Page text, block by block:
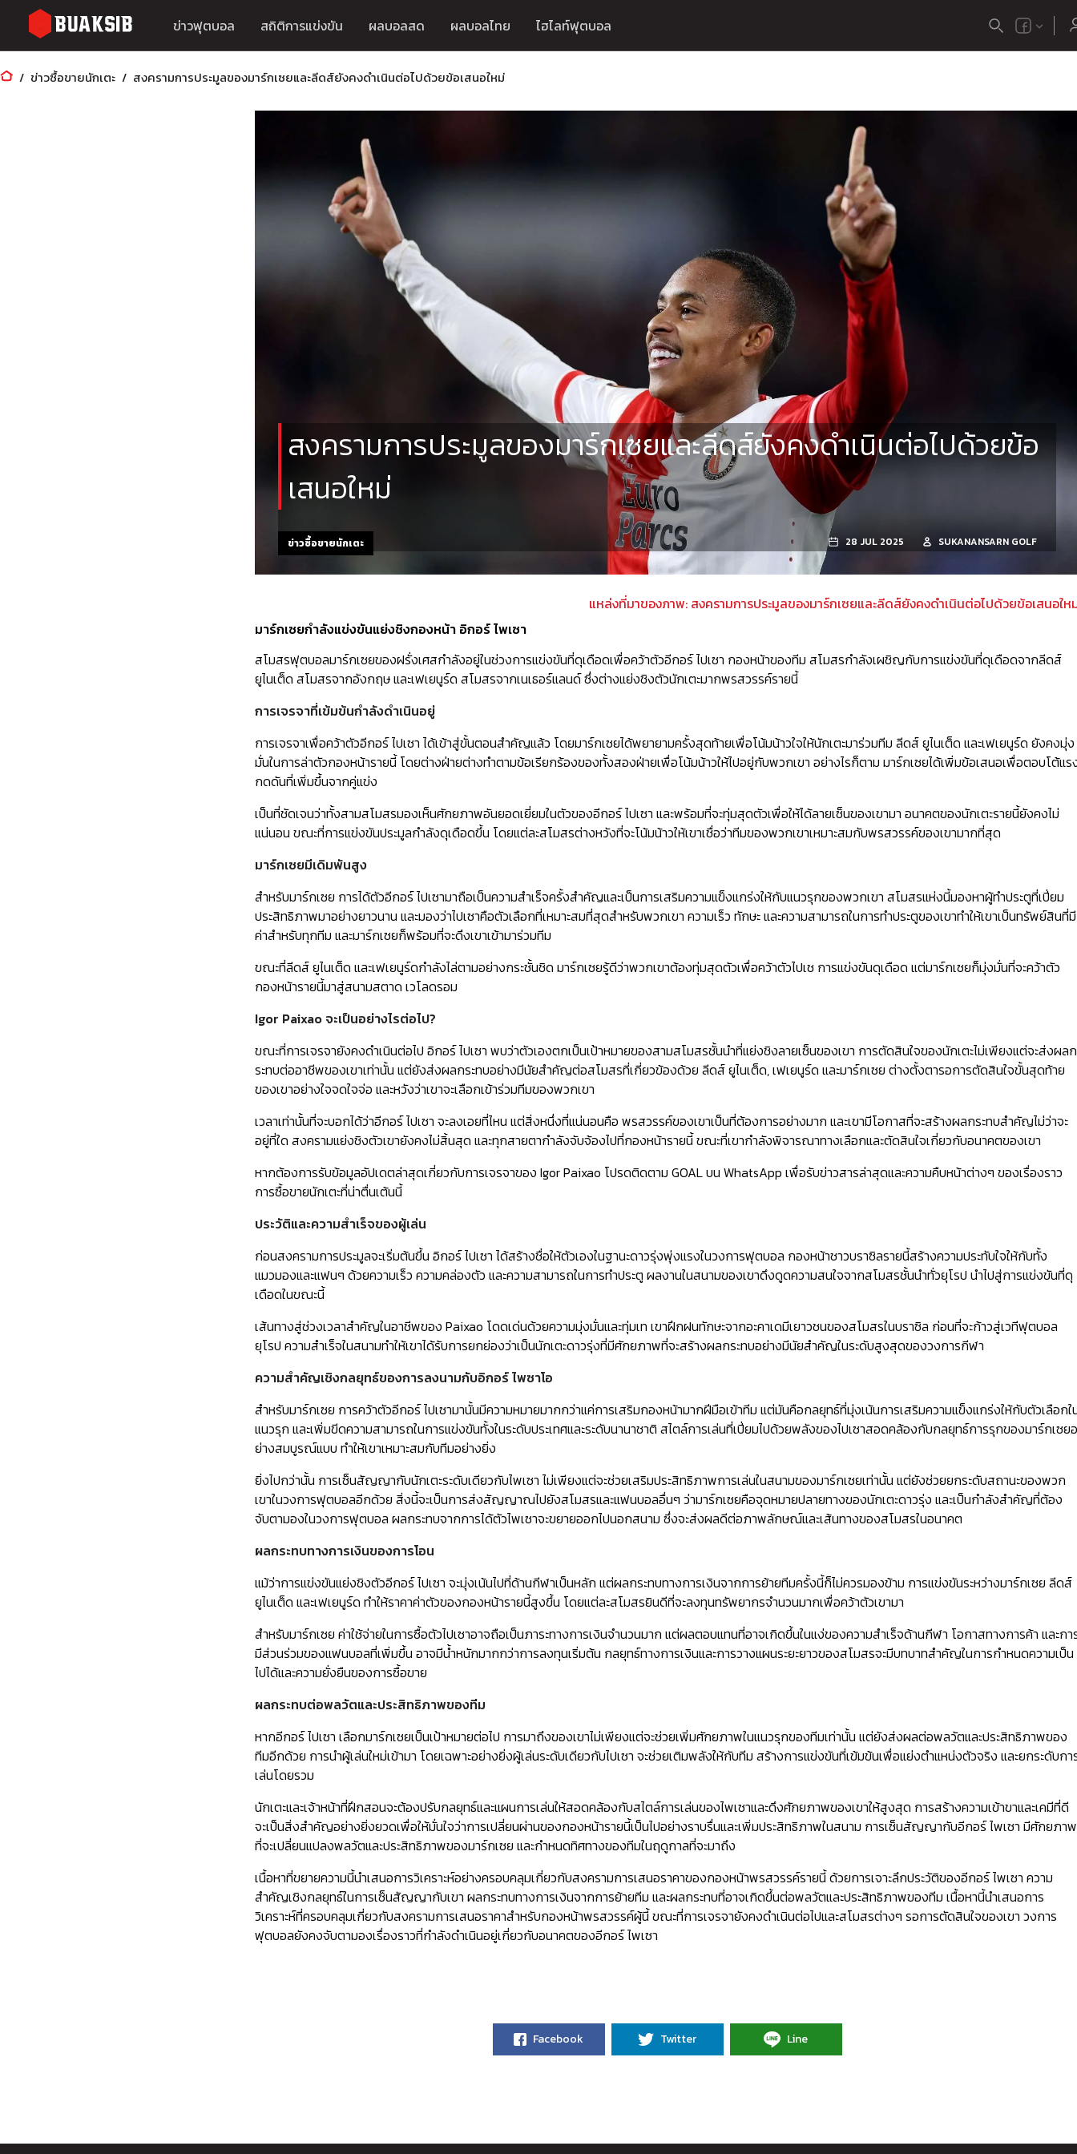
ข่าวฟุตบอล สถิติการแข่งขัน ผลบอลสด ผลบอลไทย ไฮไลท์ฟุตบอล
ข่าวซื้อขายนักเตะ สงครามการประมูลของมาร์กเซยและลีดส์ยังคงดำเนินต่อไปด้วยข้อเสนอใหม่
สงครามการประมูลของมาร์กเซยและลีดส์ยังคงดำเนินต่อไปด้วยข้อ
เสนอใหม่
ข่าวซื้อขายนักเตะ 28 JUL 2025 SUKANANSARN GOLF
แหล่งที่มาของภาพ: สงครามการประมูลของมาร์กเซยและลีดส์ยังคงดำเนินต่อไปด้วยข้อเสนอให
มาร์กเซยกำลังแข่งขันแย่งชิงกองหน้า อิกอร์ ไพเซา
สโมสรฟุตบอลมาร์กเซยของฝรั่งเศสกำลังอยู่ในช่วงการแข่งขันที่ดุเดือดเพื่อคว้าตัวอีกอร์ ไปเซา กองหน้าของทีม สโมสรกำลังเผชิญกับการแข่งขันที่ดุเดือดจากลีดส์
ยูไนเต็ด สโมสรจากอังกฤษ และเฟเยนูร์ด สโมสรจากเนเธอร์แลนด์ ซึ่งต่างแย่งชิงตัวนักเตะมากพรสวรรค์รายนี้
การเจรจาที่เข้มข้นกำลังดำเนินอยู่
การเจรจาเพื่อคว้าตัวอีกอร์ ไปเซา ได้เข้าสู่ขั้นตอนสำคัญแล้ว โดยมาร์กเซยได้พยายามครั้งสุดท้ายเพื่อโน้มน้าวใจให้นักเตะมาร่วมทีม ลีดส์ ยูไนเต็ด และเฟเยนูร์ด ยังคงมุ่ง
มั่นในการล่าตัวกองหน้ารายนี้ โดยต่างฝ่ายต่างทำตามข้อเรียกร้องของทั้งสองฝ่ายเพื่อโน้มน้าวให้ไปอยู่กับพวกเขา อย่างไรก็ตาม มาร์กเซยได้เพิ่มข้อเสนอเพื่อตอบโต้แร
กดดันที่เพิ่มขึ้นจากคู่แข่ง
เป็นที่ชัดเจนว่าทั้งสามสโมสรมองเห็นศักยภาพอันยอดเยี่ยมในตัวของอีกอร์ ไปเซา และพร้อมที่จะทุ่มสุดตัวเพื่อให้ได้ลายเซ็นของเขามา อนาคตของนักเตะรายนี้ยังคงไม่
แน่นอน ขณะที่การแข่งขันประมูลกำลังดุเดือดขึ้น โดยแต่ละสโมสรต่างหวังที่จะโน้มน้าวให้เขาเชื่อว่าทีมของพวกเขาเหมาะสมกับพรสวรรค์ของเขามากที่สุด
มาร์กเซยมีเดิมพันสูง
สำหรับมาร์กเซย การได้ตัวอีกอร์ ไปเซามาถือเป็นความสำเร็จครั้งสำคัญและเป็นการเสริมความแข็งแกร่งให้กับแนวรุกของพวกเขา สโมสรแห่งนี้มองหาผู้ทำประตูที่เปี่ยม
ประสิทธิภาพมาอย่างยาวนาน และมองว่าไปเซาคือตัวเลือกที่เหมาะสมที่สุดสำหรับพวกเขา ความเร็ว ทักษะ และความสามารถในการทำประตูของเขาทำให้เขาเป็นทรัพย์สินที่มี
ค่าสำหรับทุกทีม และมาร์กเซยก็พร้อมที่จะดึงเขาเข้ามาร่วมทีม
ขณะที่ลีดส์ ยูไนเต็ด และเฟเยนูร์ดกำลังไล่ตามอย่างกระชั้นชิด มาร์กเซยรู้ดีว่าพวกเขาต้องทุ่มสุดตัวเพื่อคว้าตัวไปเช การแข่งขันดุเดือด แต่มาร์กเซยก็มุ่งมั่นที่จะคว้าตัว
กองหน้ารายนี้มาสู่สนามสตาด เวโลดรอม
Igor Paixao จะเป็นอย่างไรต่อไป?
ขณะที่การเจรจายังคงดำเนินต่อไป อิกอร์ ไปเซา พบว่าตัวเองตกเป็นเป้าหมายของสามสโมสรชั้นนำที่แย่งชิงลายเซ็นของเขา การตัดสินใจของนักเตะไม่เพียงแต่จะส่งผลก
ระทบต่ออาชีพของเขาเท่านั้น แต่ยังส่งผลกระทบอย่างมีนัยสำคัญต่อสโมสรที่เกี่ยวข้องด้วย ลีดส์ ยูไนเต็ด, เฟเยนูร์ด และมาร์กเซย ต่างตั้งตารอการตัดสินใจขั้นสุดท้าย
ของเขาอย่างใจจดใจจ่อ และหวังว่าเขาจะเลือกเข้าร่วมทีมของพวกเขา
เวลาเท่านั้นที่จะบอกได้ว่าอีกอร์ ไปเซา จะลงเอยที่ไหน แต่สิ่งหนึ่งที่แน่นอนคือ พรสวรรค์ของเขาเป็นที่ต้องการอย่างมาก และเขามีโอกาสที่จะสร้างผลกระทบสำคัญไม่ว่าจะ
อยู่ที่ใด สงครามแย่งชิงตัวเขายังคงไม่สิ้นสุด และทุกสายตากำลังจับจ้องไปที่กองหน้ารายนี้ ขณะที่เขากำลังพิจารณาทางเลือกและตัดสินใจเกี่ยวกับอนาคตของเขา
หากต้องการรับข้อมูลอัปเดตล่าสุดเกี่ยวกับการเจรจาของ Igor Paixao โปรดติดตาม GOAL บน WhatsApp เพื่อรับข่าวสารล่าสุดและความคืบหน้าต่างๆ ของเรื่องราว
การซื้อขายนักเตะที่น่าตื่นเต้นนี้
ประวัติและความสำเร็จของผู้เล่น
ก่อนสงครามการประมูลจะเริ่มต้นขึ้น อิกอร์ ไปเซา ได้สร้างชื่อให้ตัวเองในฐานะดาวรุ่งพุ่งแรงในวงการฟุตบอล กองหน้าชาวบราซิลรายนี้สร้างความประทับใจให้กับทั้ง
แมวมองและแฟนๆ ด้วยความเร็ว ความคล่องตัว และความสามารถในการทำประตู ผลงานในสนามของเขาดึงดูดความสนใจจากสโมสรชั้นนำทั่วยุโรป นำไปสู่การแข่งขันที่ดุ
เดือดในขณะนี้
เส้นทางสู่ช่วงเวลาสำคัญในอาชีพของ Paixao โดดเด่นด้วยความมุ่งมั่นและทุ่มเท เขาฝึกฝนทักษะจากอะคาเดมีเยาวชนของสโมสรในบราซิล ก่อนที่จะก้าวสู่เวทีฟุตบอล
ยุโรป ความสำเร็จในสนามทำให้เขาได้รับการยกย่องว่าเป็นนักเตะดาวรุ่งที่มีศักยภาพที่จะสร้างผลกระทบอย่างมีนัยสำคัญในระดับสูงสุดของวงการกีฬา
ความสำคัญเชิงกลยุทธ์ของการลงนามกับอิกอร์ ไพซาโอ
สำหรับมาร์กเซย การคว้าตัวอีกอร์ ไปเซามานั้นมีความหมายมากกว่าแค่การเสริมกองหน้ามากฝีมือเข้าทีม แต่มันคือกลยุทธ์ที่มุ่งเน้นการเสริมความแข็งแกร่งให้กับตัวเลือกใ
แนวรุก และเพิ่มขีดความสามารถในการแข่งขันทั้งในระดับประเทศและระดับนานาชาติ สไตล์การเล่นที่เปี่ยมไปด้วยพลังของไปเซาสอดคล้องกับกลยุทธ์การรุกของมาร์กเซยอ
ย่างสมบูรณ์แบบ ทำให้เขาเหมาะสมกับทีมอย่างยิ่ง
ยิ่งไปกว่านั้น การเซ็นสัญญากับนักเตะระดับเดียวกับไพเซา ไม่เพียงแต่จะช่วยเสริมประสิทธิภาพการเล่นในสนามของมาร์กเซยเท่านั้น แต่ยังช่วยยกระดับสถานะของพวก
เขาในวงการฟุตบอลอีกด้วย สิ่งนี้จะเป็นการส่งสัญญาณไปยังสโมสรและแฟนบอลอื่นๆ ว่ามาร์กเซยคือจุดหมายปลายทางของนักเตะดาวรุ่ง และเป็นกำลังสำคัญที่ต้อง
จับตามองในวงการฟุตบอล ผลกระทบจากการได้ตัวไพเซาจะขยายออกไปนอกสนาม ซึ่งจะส่งผลดีต่อภาพลักษณ์และเส้นทางของสโมสรในอนาคต
ผลกระทบทางการเงินของการโอน
แม้ว่าการแข่งขันแย่งชิงตัวอีกอร์ ไปเซา จะมุ่งเน้นไปที่ด้านกีฬาเป็นหลัก แต่ผลกระทบทางการเงินจากการย้ายทีมครั้งนี้ก็ไม่ควรมองข้าม การแข่งขันระหว่างมาร์กเซย ลีดส์
ยูไนเต็ด และเฟเยนูร์ด ทำให้ราคาค่าตัวของกองหน้ารายนี้สูงขึ้น โดยแต่ละสโมสรยินดีที่จะลงทุนทรัพยากรจำนวนมากเพื่อคว้าตัวเขามา
สำหรับมาร์กเซย ค่าใช้จ่ายในการซื้อตัวไปเซาอาจถือเป็นภาระทางการเงินจำนวนมาก แต่ผลตอบแทนที่อาจเกิดขึ้นในแง่ของความสำเร็จด้านกีฬา โอกาสทางการค้า และกา
มีส่วนร่วมของแฟนบอลที่เพิ่มขึ้น อาจมีน้ำหนักมากกว่าการลงทุนเริ่มต้น กลยุทธ์ทางการเงินและการวางแผนระยะยาวของสโมสรจะมีบทบาทสำคัญในการกำหนดความเป็น
ไปได้และความยั่งยืนของการซื้อขาย
ผลกระทบต่อพลวัตและประสิทธิภาพของทีม
หากอีกอร์ ไปเซา เลือกมาร์กเซยเป็นเป้าหมายต่อไป การมาถึงของเขาไม่เพียงแต่จะช่วยเพิ่มศักยภาพในแนวรุกของทีมเท่านั้น แต่ยังส่งผลต่อพลวัตและประสิทธิภาพของ
ทีมอีกด้วย การนำผู้เล่นใหม่เข้ามา โดยเฉพาะอย่างยิ่งผู้เล่นระดับเดียวกับไปเซา จะช่วยเติมพลังให้กับทีม สร้างการแข่งขันที่เข้มข้นเพื่อแย่งตำแหน่งตัวจริง และยกระดับกา
เล่นโดยรวม
นักเตะและเจ้าหน้าที่ฝึกสอนจะต้องปรับกลยุทธ์และแผนการเล่นให้สอดคล้องกับสไตล์การเล่นของไพเซาและดึงศักยภาพของเขาให้สูงสุด การสร้างความเข้าขาและเคมีที่ดี
จะเป็นสิ่งสำคัญอย่างยิ่งยวดเพื่อให้มั่นใจว่าการเปลี่ยนผ่านของกองหน้ารายนี้เป็นไปอย่างราบรื่นและเพิ่มประสิทธิภาพในสนาม การเซ็นสัญญากับอีกอร์ ไพเซา มีศักยภาพ
ที่จะเปลี่ยนแปลงพลวัตและประสิทธิภาพของมาร์กเซย และกำหนดทิศทางของทีมในฤดูกาลที่จะมาถึง
เนื้อหาที่ขยายความนี้นำเสนอการวิเคราะห์อย่างครอบคลุมเกี่ยวกับสงครามการเสนอราคาของกองหน้าพรสวรรค์รายนี้ ด้วยการเจาะลึกประวัติของอีกอร์ ไพเซา ความ
สำคัญเชิงกลยุทธ์ในการเซ็นสัญญากับเขา ผลกระทบทางการเงินจากการย้ายทีม และผลกระทบที่อาจเกิดขึ้นต่อพลวัตและประสิทธิภาพของทีม เนื้อหานี้นำเสนอการ
วิเคราะห์ที่ครอบคลุมเกี่ยวกับสงครามการเสนอราคาสำหรับกองหน้าพรสวรรค์ผู้นี้ ขณะที่การเจรจายังคงดำเนินต่อไปและสโมสรต่างๆ รอการตัดสินใจของเขา วงการ
ฟุตบอลยังคงจับตามองเรื่องราวที่กำลังดำเนินอยู่เกี่ยวกับอนาคตของอีกอร์ ไพเซา
Facebook Twitter Line